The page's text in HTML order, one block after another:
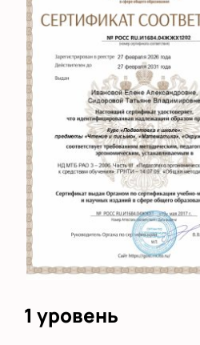
1 уровень